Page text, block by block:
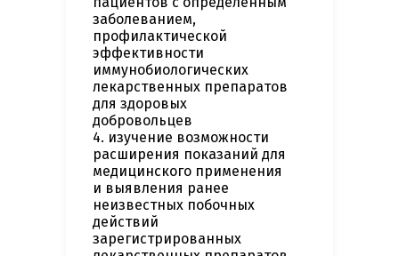
заболеванием,
профилактической
эффективности
иммунобиологических
лекарственных препаратов
для здоровых
добровольцев
4. изучение возможности
расширения показаний для
медицинского применения
и выявления ранее
неизвестных побочных
действий
зарегистрированных